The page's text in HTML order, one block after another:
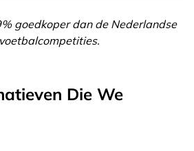
goedkoper dan de Nederlandse
Die We